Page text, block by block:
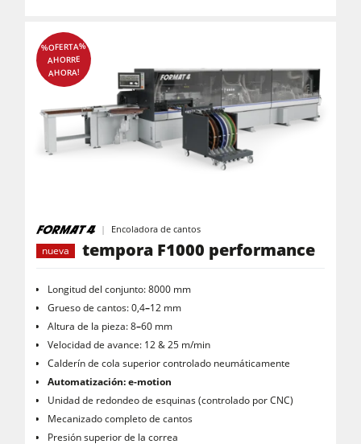
Gestión de proyectos
%OFERTA%
AHORRE
AHORA!
Encoladora de cantos
nueva
tempora F1000 performance
Longitud del conjunto: 8000 mm
Grueso de cantos: 0,4–12 mm
Altura de la pieza: 8–60 mm
Velocidad de avance: 12 & 25 m/min
Calderín de cola superior controlado neumáticamente
Automatización: e-motion
Unidad de redondeo de esquinas (controlado por CNC)
Mecanizado completo de cantos
Presión superior de la correa